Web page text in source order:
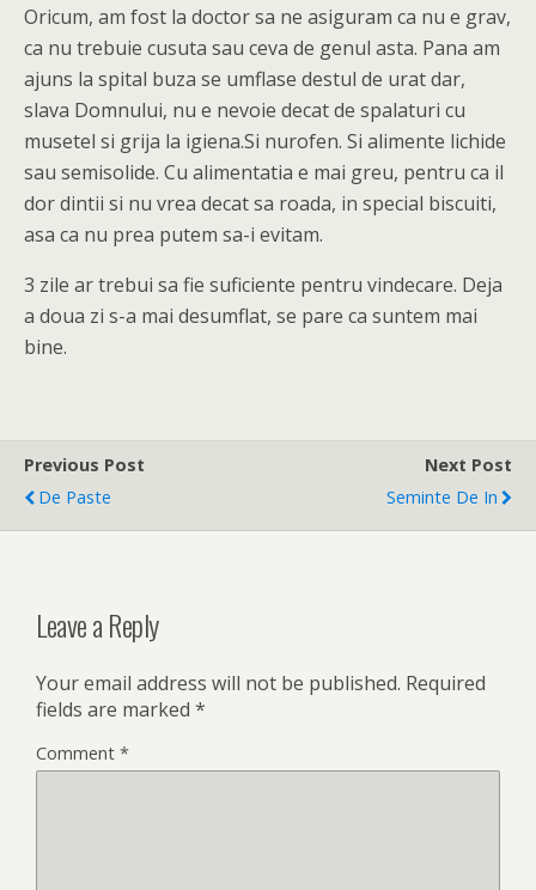
Oricum, am fost la doctor sa ne asiguram ca nu e grav,
ca nu trebuie cusuta sau ceva de genul asta. Pana am
ajuns la spital buza se umflase destul de urat dar,
slava Domnului, nu e nevoie decat de spalaturi cu
musetel si grija la igiena.Si nurofen. Si alimente lichide
sau semisolide. Cu alimentatia e mai greu, pentru ca il
dor dintii si nu vrea decat sa roada, in special biscuiti,
asa ca nu prea putem sa-i evitam.
3 zile ar trebui sa fie suficiente pentru vindecare. Deja
a doua zi s-a mai desumflat, se pare ca suntem mai
bine.
Previous Post
De Paste
Next Post
Seminte De In
Leave a Reply
Your email address will not be published. Required
fields are marked *
Comment *